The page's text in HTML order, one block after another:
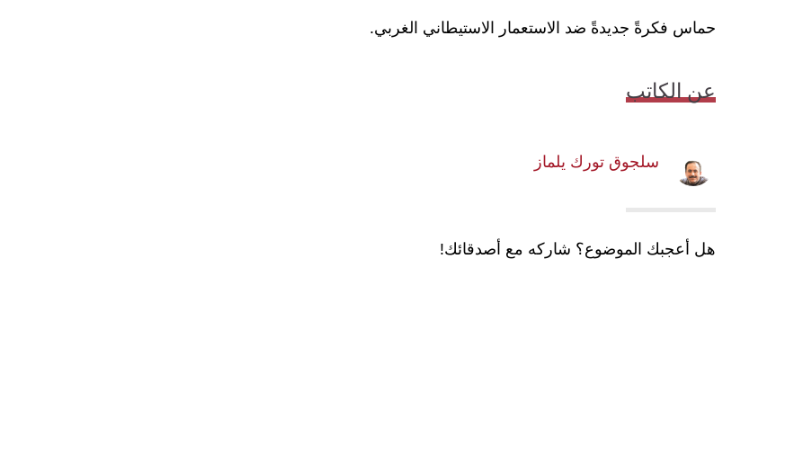
حماس فكرةً جديدةً ضد الاستعمار الاستيطاني الغربي.
عن الكاتب
سلجوق تورك يلماز
هل أعجبك الموضوع؟ شاركه مع أصدقائك!